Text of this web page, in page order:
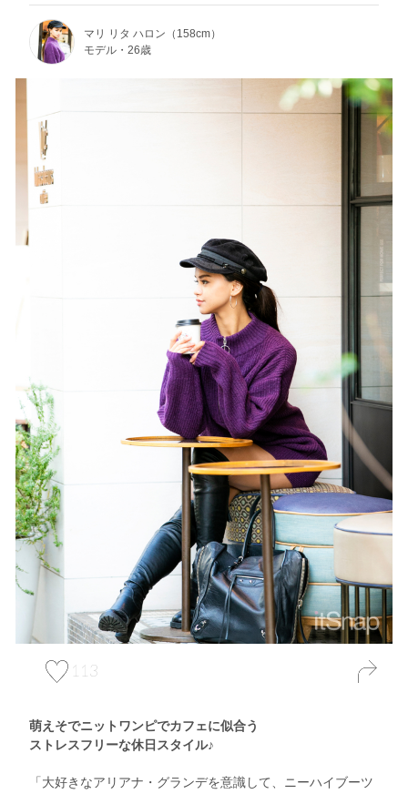
マリ リタ ハロン（158cm）
モデル・26歳
113
萌えそでニットワンピでカフェに似合う
ストレスフリーな休日スタイル♪
「大好きなアリアナ・グランデを意識して、ニーハイブーツ